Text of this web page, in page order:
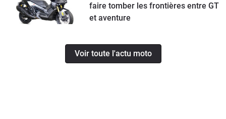
faire tomber les frontières entre GT
et aventure
Voir toute l'actu moto